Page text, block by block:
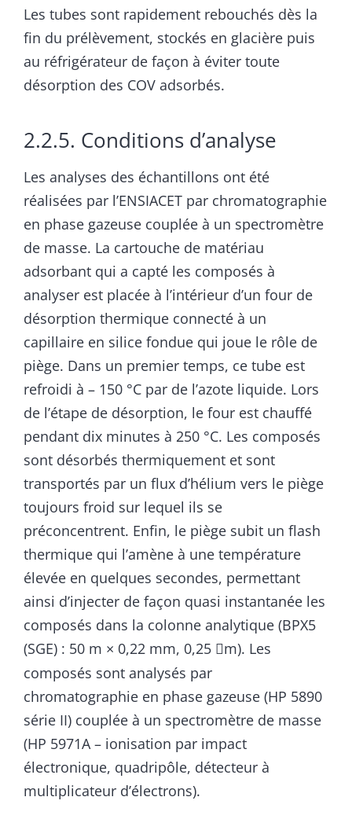
Les tubes sont rapidement rebouchés dès la
fin du prélèvement, stockés en glacière puis
au réfrigérateur de façon à éviter toute
désorption des COV adsorbés.
2.2.5. Conditions d’analyse
Les analyses des échantillons ont été
réalisées par l’ENSIACET par chromatographie
en phase gazeuse couplée à un spectromètre
de masse. La cartouche de matériau
adsorbant qui a capté les composés à
analyser est placée à l’intérieur d’un four de
désorption thermique connecté à un
capillaire en silice fondue qui joue le rôle de
piège. Dans un premier temps, ce tube est
refroidi à – 150 °C par de l’azote liquide. Lors
de l’étape de désorption, le four est chauffé
pendant dix minutes à 250 °C. Les composés
sont désorbés thermiquement et sont
transportés par un flux d’hélium vers le piège
toujours froid sur lequel ils se
préconcentrent. Enfin, le piège subit un flash
thermique qui l’amène à une température
élevée en quelques secondes, permettant
ainsi d’injecter de façon quasi instantanée les
composés dans la colonne analytique (BPX5
(SGE) : 50 m × 0,22 mm, 0,25 m). Les
composés sont analysés par
chromatographie en phase gazeuse (HP 5890
série II) couplée à un spectromètre de masse
(HP 5971A – ionisation par impact
électronique, quadripôle, détecteur à
multiplicateur d’électrons).